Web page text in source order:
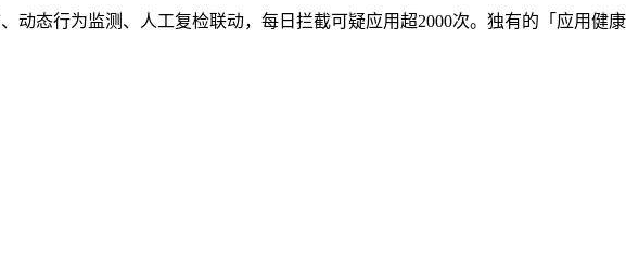
动态行为监测、人工复检联动，每日拦截可疑应用超2000次。独有的「应用健